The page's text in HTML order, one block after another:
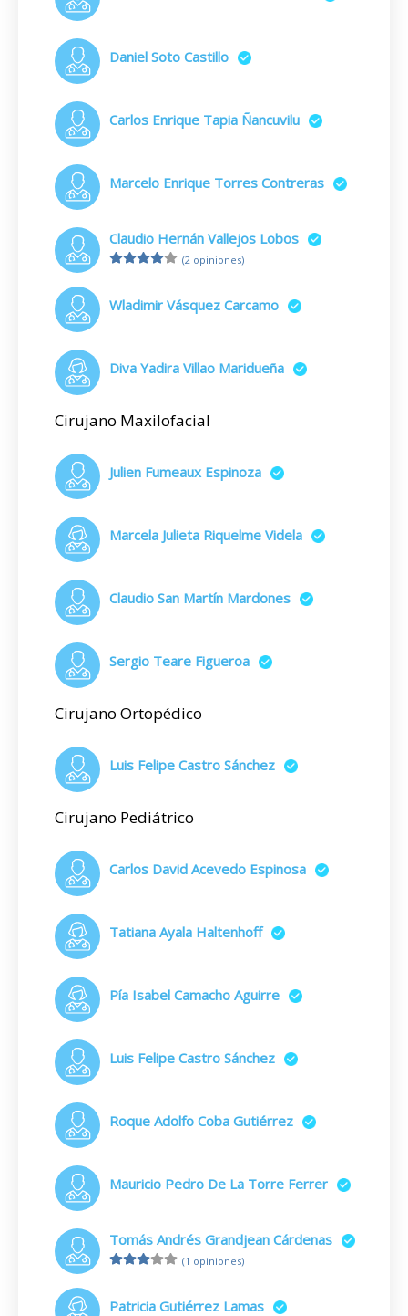
Daniel Soto Castillo
Carlos Enrique Tapia Ñancuvilu
Marcelo Enrique Torres Contreras
Claudio Hernán Vallejos Lobos
(2 opiniones)
Wladimir Vásquez Carcamo
Diva Yadira Villao Maridueña
Cirujano Maxilofacial
Julien Fumeaux Espinoza
Marcela Julieta Riquelme Videla
Claudio San Martín Mardones
Sergio Teare Figueroa
Cirujano Ortopédico
Luis Felipe Castro Sánchez
Cirujano Pediátrico
Carlos David Acevedo Espinosa
Tatiana Ayala Haltenhoff
Pía Isabel Camacho Aguirre
Luis Felipe Castro Sánchez
Roque Adolfo Coba Gutiérrez
Mauricio Pedro De La Torre Ferrer
Tomás Andrés Grandjean Cárdenas
(1 opiniones)
Patricia Gutiérrez Lamas